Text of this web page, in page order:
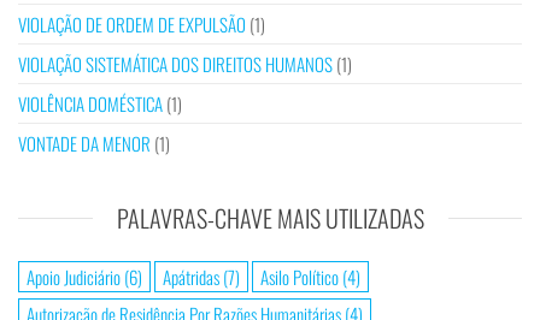
VIOLAÇÃO DE ORDEM DE EXPULSÃO (1)
VIOLAÇÃO SISTEMÁTICA DOS DIREITOS HUMANOS(1)
VIOLÊNCIA DOMÉSTICA(1)
VONTADE DA MENOR (1)
PALAVRAS-CHAVE MAIS UTILIZADAS
Apoio Judiciário(6) Apátridas(7) Asilo Político(4)
Autorização de Residência Por Razões Humanitárias(4)